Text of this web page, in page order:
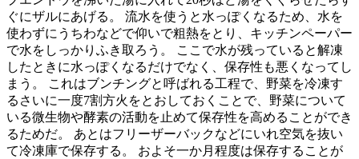
ぐにザルにあげる。 流水を使うと水っぽくなるため、水を
使わずにうちわなどで仰いで粗熱をとり、キッチンペーパー
で水をしっかりふき取ろう。 ここで水が残っていると解凍
したときに水っぽくなるだけでなく、保存性も悪くなってし
まう。 これはブンチングと呼ばれる工程で、野菜を冷凍す
るさいに一度7割方火をとおしておくことで、野菜について
いる微生物や酵素の活動を止めて保存性を高めることができ
るためだ。 あとはフリーザーバックなどにいれ空気を抜い
て冷凍庫で保存する。 およそ一か月程度は保存することが